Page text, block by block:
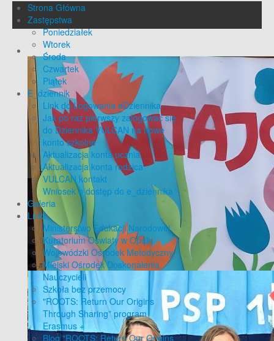
Strona Główna
Zastępstwa
Poniedziałek
Wtorek
Środa
Czwartek
Piątek
E_dziennik
Link do Logowania eDziennika
Jak po raz pierwszy zalogować się
do Dziennika VULCAN na nowe
konto szkolne
Aktualizacja konta ucznia
Aktualizacja konta rodzica
VULCAN kontakt
Wniosek o dostęp do e_dziennika
Galeria
Linki
Ministerstwo Edukacji Narodowej
Kuratorium Oświaty w Opolu
Wojewódzki Ośrodek Metodyczny
Miejski Ośrodek Doskonalenia
Nauczycieli
Szkoła bez przemocy
"ROOTS: Return Our Origins
Through Sharing” program
Erasmus +
Blog "ROOTS: Return Our Origins